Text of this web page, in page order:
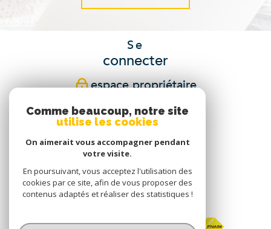
Se
connecter
espace propriétaire
Nous
suivre
Nous
adhérons
Comme beaucoup, notre site
utilise les cookies
On aimerait vous accompagner pendant
votre visite.
En poursuivant, vous acceptez l'utilisation des
cookies par ce site, afin de vous proposer des
contenus adaptés et réaliser des statistiques !